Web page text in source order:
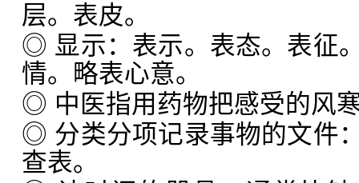
层。表皮。
◎ 显示：表示。表态。表征
情。略表心意。
◎ 中医指用药物把感受的风
◎ 分类分项记录事物的文件
查表。